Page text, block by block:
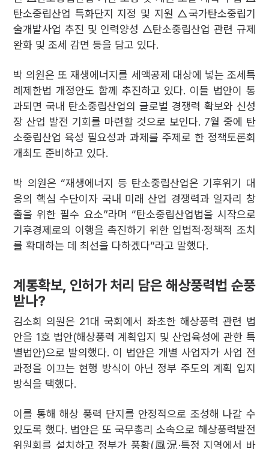
탄소중립산업 특화단지 지정 및 지원 △국가탄소중립기
술개발사업 추진 및 인력양성 △탄소중립산업 관련 규제
완화 및 조세 감면 등을 담고 있다.
박 의원은 또 재생에너지를 세액공제 대상에 넣는 조세특
례제한법 개정안도 함께 추진하고 있다. 이들 법안이 통
과되면 국내 탄소중립산업의 글로벌 경쟁력 확보와 신성
장 산업 발전 기회를 마련할 것으로 보인다. 7월 중에 탄
소중립산업 육성 필요성과 과제를 주제로 한 정책토론회
개최도 준비하고 있다.
박 의원은 “재생에너지 등 탄소중립산업은 기후위기 대
응의 핵심 수단이자 국내 미래 산업 경쟁력과 일자리 창
출을 위한 필수 요소”라며 “탄소중립산업법을 시작으로
기후경제로의 이행을 촉진하기 위한 입법적·정책적 조치
를 확대하는 데 최선을 다하겠다”라고 말했다.
계통확보, 인허가 처리 담은 해상풍력법 순풍
받나?
김소희 의원은 21대 국회에서 좌초한 해상풍력 관련 법
안을 1호 법안(해상풍력 계획입지 및 산업육성에 관한 특
별법안)으로 발의했다. 이 법안은 개별 사업자가 사업 전
과정을 이끄는 현행 방식이 아닌 정부 주도의 계획 입지
방식을 택했다.
이를 통해 해상 풍력 단지를 안정적으로 조성해 나갈 수
있도록 했다. 법안은 또 국무총리 소속으로 해상풍력발전
위원회를 설치하고 정부가 풍황(風況·특정 지역에서 바